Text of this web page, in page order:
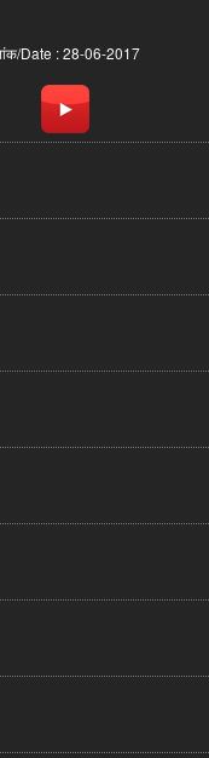
Date : 28-06-2017